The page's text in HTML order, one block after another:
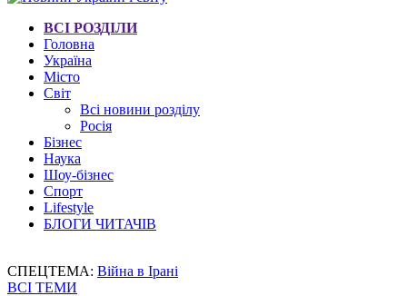
ВСІ РОЗДІЛИ
Головна
Україна
Місто
Світ
Всі новини розділу
Росія
Бізнес
Наука
Шоу-бізнес
Спорт
Lifestyle
БЛОГИ ЧИТАЧІВ
СПЕЦТЕМА: Війна в Ірані
ВСІ ТЕМИ